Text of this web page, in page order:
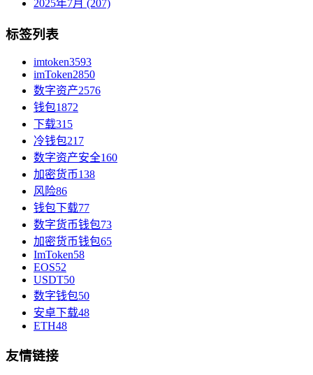
2025年7月 (207)
标签列表
imtoken3593
imToken2850
数字资产2576
钱包1872
下载315
冷钱包217
数字资产安全160
加密货币138
风险86
钱包下载77
数字货币钱包73
加密货币钱包65
ImToken58
EOS52
USDT50
数字钱包50
安卓下载48
ETH48
友情链接